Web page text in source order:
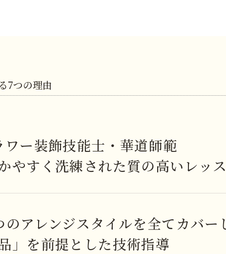
7つの理由
ー装飾技能士・華道師範
やすく洗練された質の高いレッ
アレンジスタイルを全てカバー
」を前提とした技術指導